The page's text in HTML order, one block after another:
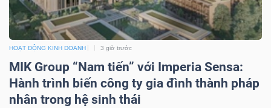
HOẠT ĐỘNG KINH DOANH 3 giờ trước
MIK Group “Nam tiến” với Imperia Sensa:
Hành trình biến công ty gia đình thành pháp
nhân trong hệ sinh thái
SẢN
Mã
chứng
khoán
(-)